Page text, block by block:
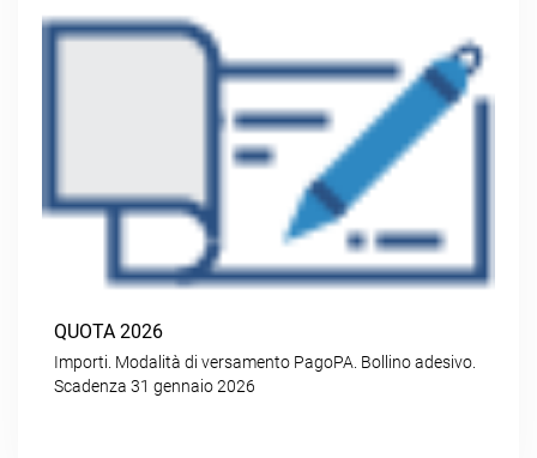
QUOTA 2026
Importi. Modalità di versamento PagoPA. Bollino adesivo.
Scadenza 31 gennaio 2026